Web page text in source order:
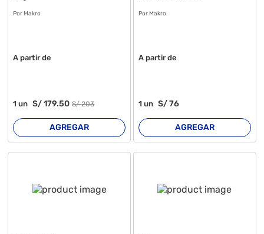
Por Makro
A partir de
1un S/179.50 S/203
AGREGAR
Por Makro
A partir de
1 un S/76
AGREGAR